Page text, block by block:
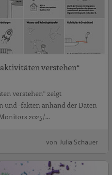
verstehen“
verstehen“ zeigt
und -fakten anhand der Daten
2025/…
von Julia Schauer